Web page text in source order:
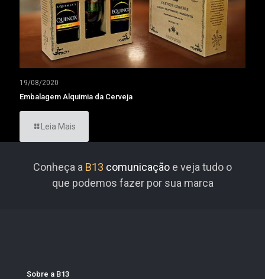
19/08/2020
Embalagem Alquimia da Cerveja
Leia Mais
Conheça a B13 comunicação e veja tudo o
que podemos fazer por sua marca
Sobre a B13